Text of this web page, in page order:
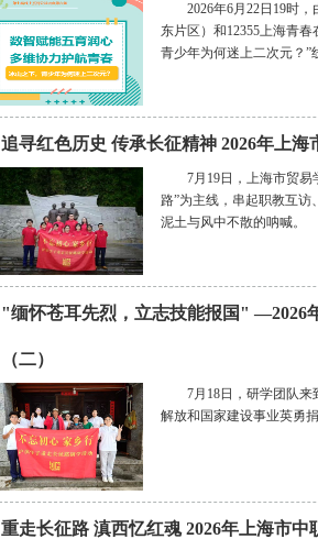
2026年6月22日19时
东片区）和12355上海青
青少年为何迷上二次元？”
追寻红色历史 传承长征精神 2026年上
7月19日，上海市贸
路”为主线，串起职教互
泥土与风中不散的呐喊。
"缅怀苍耳先烈，立志技能报国" —2026
（二）
7月18日，研学团队
解放和国家建设事业英勇
重走长征路 滇西忆红魂 2026年上海市中